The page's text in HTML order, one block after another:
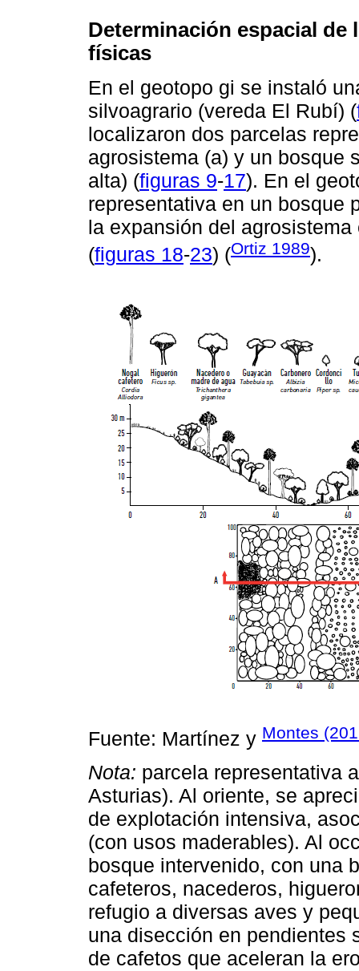
Determinación espacial
físicas
En el geotopo gi se instaló
silvoagrario (vereda El Rubí) (
localizaron dos parcelas
agrosistema (a) y un bosque
alta) (figuras 9-17). En el
representativa en un bosque
la expansión del
(figuras 18-23) (Ortiz 1989).
Fuente: Martínez y Montes
Nota: parcela representativa
Asturias). Al oriente, se
de explotación intensiva,
(con usos maderables). Al
bosque intervenido, con una
cafeteros, nacederos,
refugio a diversas aves y
una disección en pendientes
de cafetos que aceleran la